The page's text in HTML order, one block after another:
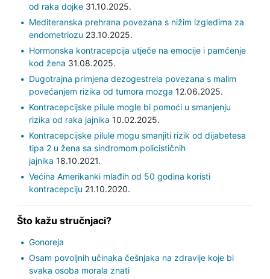
od raka dojke31.10.2025.
Mediteranska prehrana povezana s nižim izgledima za
endometriozu 23.10.2025.
Hormonska kontracepcija utječe na emocije i pamćenje
kod žena 31.08.2025.
Dugotrajna primjena dezogestrela povezana s malim
povećanjem rizika od tumora mozga 12.06.2025.
Kontracepcijske pilule mogle bi pomoći u smanjenju
rizika od raka jajnika 10.02.2025.
Kontracepcijske pilule mogu smanjiti rizik od dijabetesa
tipa 2 u žena sa sindromom policističnih
jajnika 18.10.2021.
Većina Amerikanki mlađih od 50 godina koristi
kontracepciju 21.10.2020.
Što kažu stručnjaci?
Gonoreja
Osam povoljnih učinaka češnjaka na zdravlje koje bi
svaka osoba morala znati